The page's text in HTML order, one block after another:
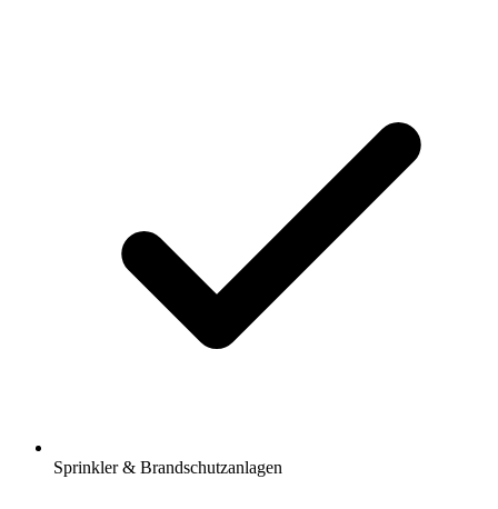
Sprinkler & Brandschutzanlagen